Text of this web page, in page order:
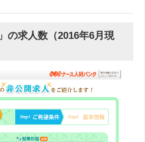
の求人数（2016年6月現